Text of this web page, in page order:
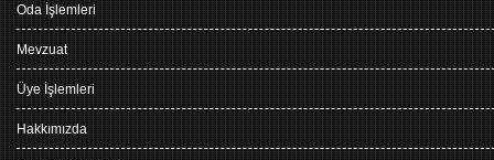
Oda İşlemleri
Mevzuat
Üye İşlemleri
Hakkımızda